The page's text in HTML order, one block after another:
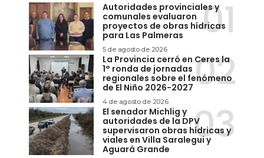
Autoridades provinciales y
comunales evaluaron
proyectos de obras hídricas
para Las Palmeras
5 de agosto de 2026
La Provincia cerró en Ceres la
1° ronda de jornadas
regionales sobre el fenómeno
de El Niño 2026-2027
4 de agosto de 2026
El senador Michlig y
autoridades de la DPV
supervisaron obras hídricas y
viales en Villa Saralegui y
Aguará Grande